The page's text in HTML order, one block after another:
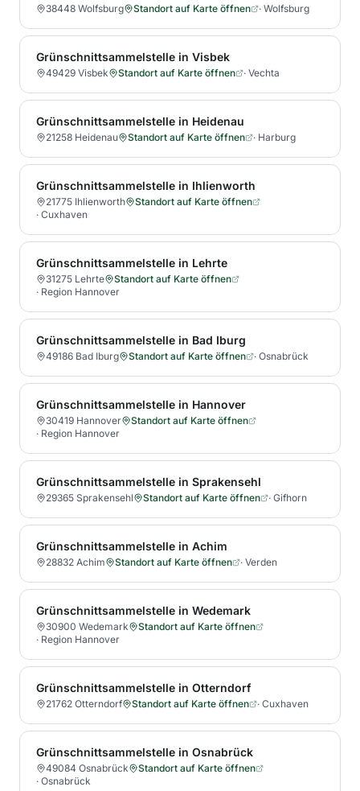
38448 Wolfsburg Standort auf Karte öffnen · Wolfsburg
Grünschnittsammelstelle in Visbek
49429 Visbek Standort auf Karte öffnen · Vechta
Grünschnittsammelstelle in Heidenau
21258 Heidenau Standort auf Karte öffnen · Harburg
Grünschnittsammelstelle in Ihlienworth
21775 Ihlienworth
Standort auf Karte öffnen
· Cuxhaven
Grünschnittsammelstelle in Lehrte
31275 Lehrte
Standort auf Karte öffnen
· Region Hannover
Grünschnittsammelstelle in Bad Iburg
49186 Bad Iburg Standort auf Karte öffnen · Osnabrück
Grünschnittsammelstelle in Hannover
30419 Hannover
Standort auf Karte öffnen
· Region Hannover
Grünschnittsammelstelle in Sprakensehl
29365 Sprakensehl Standort auf Karte öffnen · Gifhorn
Grünschnittsammelstelle in Achim
28832 Achim Standort auf Karte öffnen · Verden
Grünschnittsammelstelle in Wedemark
30900 Wedemark
Standort auf Karte öffnen
· Region Hannover
Grünschnittsammelstelle in Otterndorf
21762 Otterndorf Standort auf Karte öffnen · Cuxhaven
Grünschnittsammelstelle in Osnabrück
49084 Osnabrück
Standort auf Karte öffnen
· Osnabrück